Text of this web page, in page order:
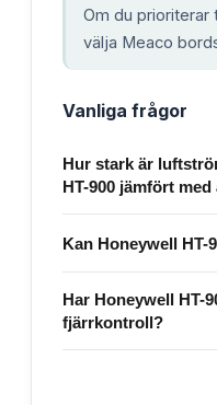
Om du prioriterar
välja Meaco
Vanliga frågor
Hur stark är
HT-900 jämfört
Kan Honeywell HT-
Har Honeywell HT-
fjärrkontroll?